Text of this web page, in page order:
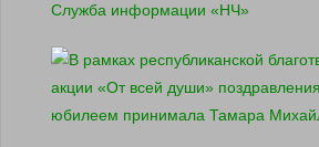
Служба информации «НЧ»